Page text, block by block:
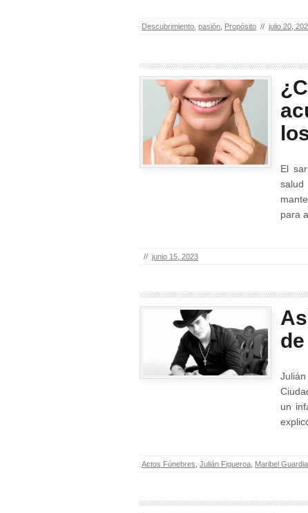
Descubrimiento pasión Propósito // julio 20,
El
para
// junio 15, 2023
un
Actos Fúnebres Julián Figueroa Maribel Guardia